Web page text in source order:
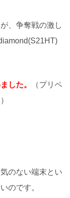
、争奪戦の激し
した。
（プリペ
のない端末とい
のです。